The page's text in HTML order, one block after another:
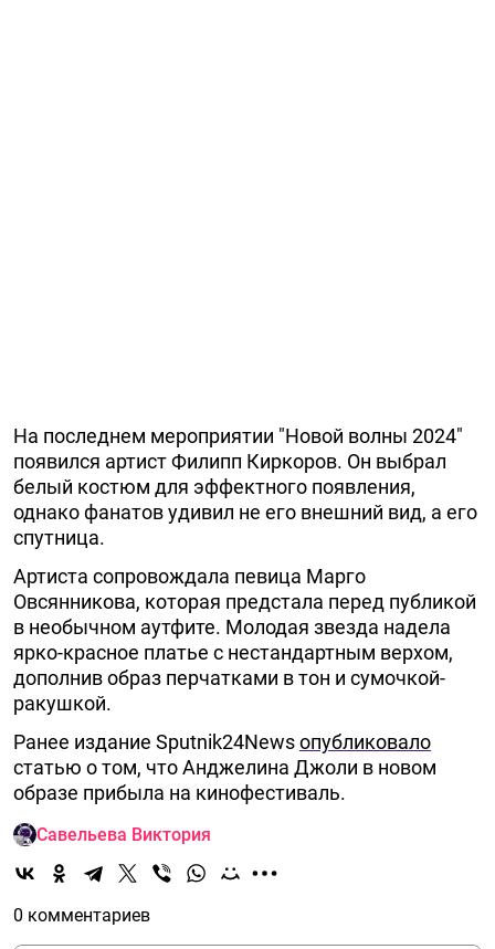
На последнем мероприятии "Новой волны 2024"
появился артист Филипп Киркоров. Он выбрал
белый костюм для эффектного появления,
однако фанатов удивил не его внешний вид, а его
спутница.
Артиста сопровождала певица Марго
Овсянникова, которая предстала перед публикой
в необычном аутфите. Молодая звезда надела
ярко-красное платье с нестандартным верхом,
дополнив образ перчатками в тон и сумочкой-
ракушкой.
Ранее издание Sputnik24Newsопубликовало
статью о том, что Анджелина Джоли в новом
образе прибыла на кинофестиваль.
Савельева Виктория
0 комментариев